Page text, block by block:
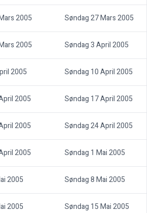
2005 Søndag 27 Mars 2005
2005 Søndag 3 April 2005
2005 Søndag 10 April 2005
2005 Søndag 17 April 2005
2005 Søndag 24 April 2005
2005 Søndag 1 Mai 2005
2005 Søndag 8 Mai 2005
2005 Søndag 15 Mai 2005